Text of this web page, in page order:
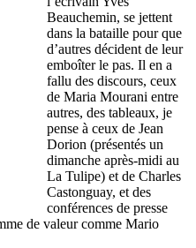
Beauchemin, se jettent
dans la bataille pour que
d’autres décident de leur
emboîter le pas. Il en a
fallu des discours, ceux
de Maria Mourani entre
autres, des tableaux, je
pense à ceux de Jean
Dorion (présentés un
dimanche après-midi au
La Tulipe) et de Charles
Castonguay, et des
conférences de presse
de valeur comme Mario